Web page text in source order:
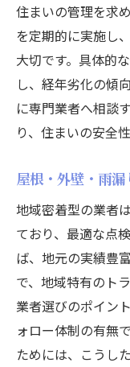
住まいの管理を求
を定期的に実施し
大切です。具体的
し、経年劣化の傾
に専門業者へ相談
り、住まいの安全
屋根・外壁・雨
地域密着型の業者
ており、最適な点
ば、地元の実績豊
で、地域特有のト
業者選びのポイン
ォロー体制の有無
ためには、こうし